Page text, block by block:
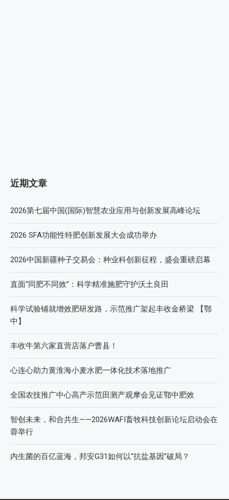
近期文章
2026第七届中国(国际)智慧农业应用与创新发展高峰论坛
2026 SFA功能性特肥创新发展大会成功举办
2026中国新疆种子交易会：种业科创新征程，盛会重磅启幕
直面“同肥不同效”：科学精准施肥守护沃土良田
科学试验铺就增效肥研发路，示范推广架起丰收金桥梁 【鄂
中】
丰收牛第六家直营店落户曹县！
心连心助力黄淮海小麦水肥一体化技术落地推广
全国农技推广中心高产示范田测产观摩会见证鄂中肥效
智创未来，和合共生——2026WAFI畜牧科技创新论坛启动会在
蓉举行
内生菌的百亿蓝海，邦安G31如何以“抗盐基因”破局？